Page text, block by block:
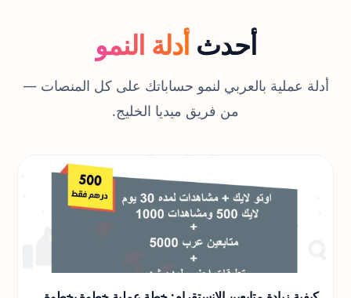
أحدث أدلة النمو
أدلة عملية بالعربي لنمو حساباتك على كل المنصات —
من فريق ميديا الخليج.